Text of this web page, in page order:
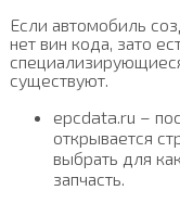
Если автомобиль
нет вин кода, зато
существуют.
epcdata.ru –
открывается
выбрать для
запчасть.